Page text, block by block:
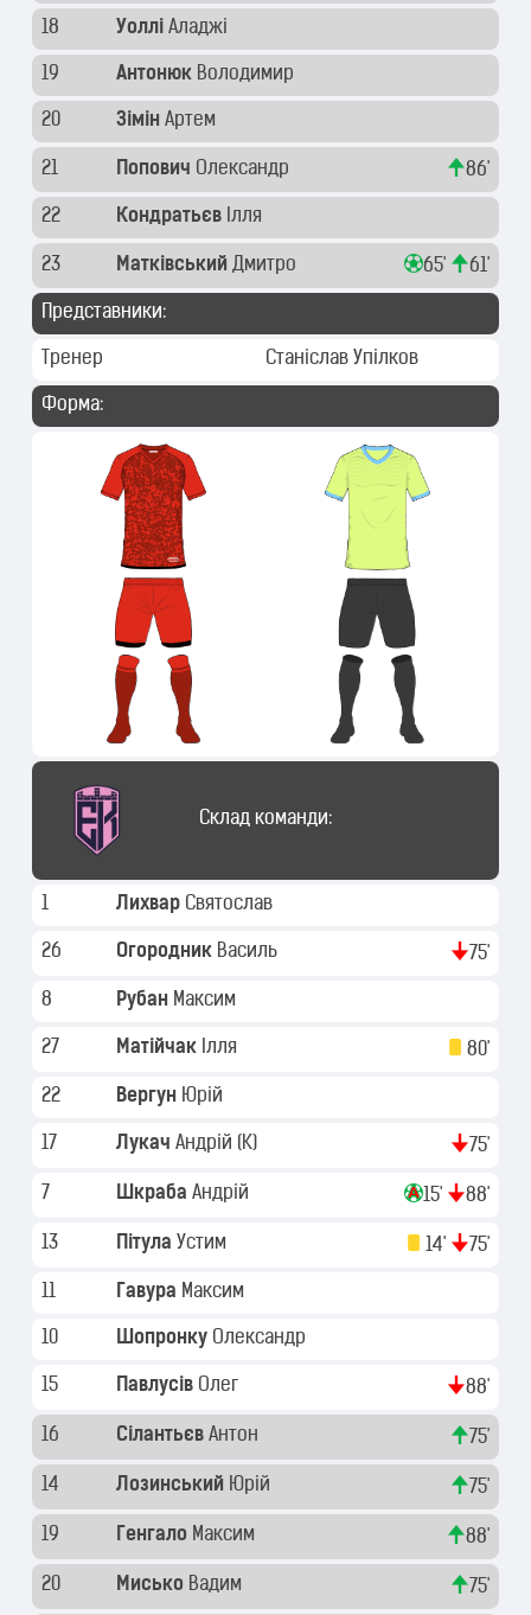
18 Уоллі Аладжі
19 Антонюк Володимир
20 Зімін Артем
21 Попович Олександр 86'
22 Кондратьєв Ілля
23 Матківський Дмитро 65' 61'
Представники:
Тренер Станіслав Упілков
Форма:
Склад команди:
1 Лихвар Святослав
26 Огородник Василь 75'
8 Рубан Максим
27 Матійчак Ілля 80'
22 Вергун Юрій
17 Лукач Андрій (K) 75'
7 Шкраба Андрій 15' 88'
13 Пітула Устим 14' 75'
11 Гавура Максим
10 Шопронку Олександр
15 Павлусів Олег 88'
16 Сілантьєв Антон 75'
14 Лозинський Юрій 75'
19 Генгало Максим 88'
20 Мисько Вадим 75'